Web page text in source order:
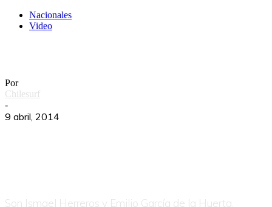
Nacionales
Video
Por
Chilesurf
-
9 abril, 2014
Son Ismael Herreros y Emilio García de la Huerta,